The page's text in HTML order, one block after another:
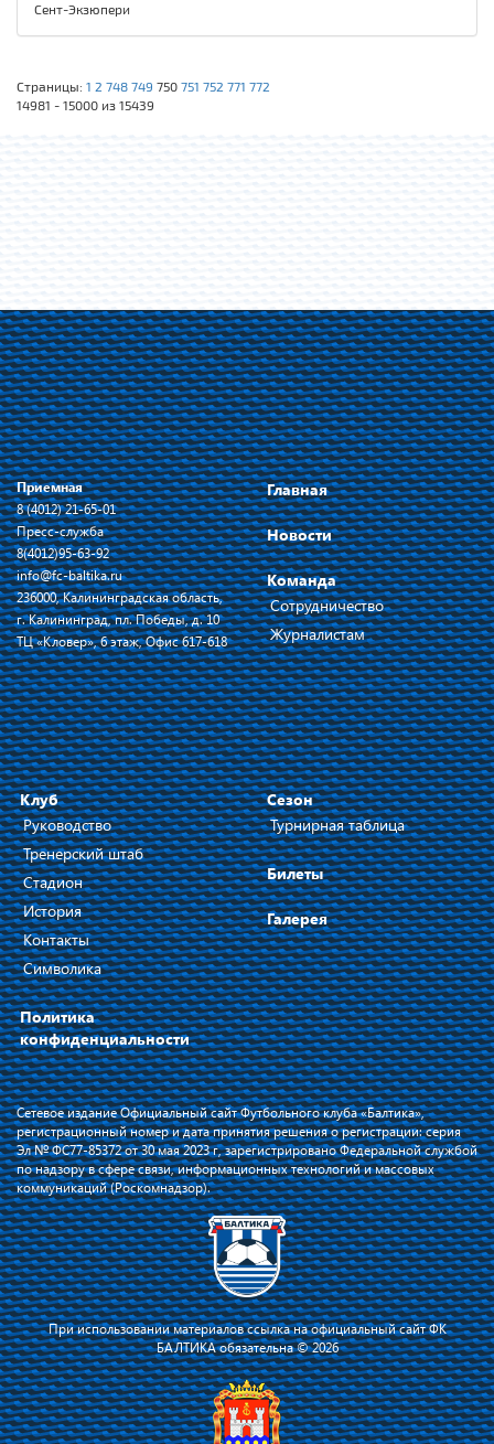
Сент-Экзюпери
Страницы: 1 2 748 749 750 751 752 771 772
14981 - 15000 из 15439
Приемная
8 (4012) 21-65-01
Пресс-служба
8(4012)95-63-92
info@fc-baltika.ru
236000, Калининградская область,
г. Калининград, пл. Победы, д. 10
ТЦ «Кловер», 6 этаж, Офис 617-618
Главная
Новости
Команда
Сотрудничество
Журналистам
Клуб
Руководство
Тренерский штаб
Стадион
История
Контакты
Символика
Политика
конфиденциальности
Сезон
Турнирная таблица
Билеты
Галерея
Сетевое издание Официальный сайт Футбольного клуба «Балтика»,
регистрационный номер и дата принятия решения о регистрации: серия
Эл № ФС77-85372 от 30 мая 2023 г, зарегистрировано Федеральной службой
по надзору в сфере связи, информационных технологий и массовых
коммуникаций (Роскомнадзор).
При использовании материалов ссылка на официальный сайт ФК
БАЛТИКА обязательна © 2026